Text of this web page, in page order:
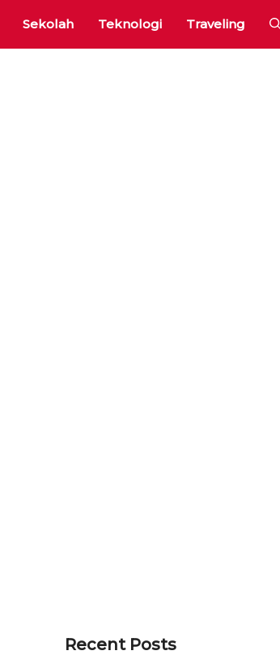
Sekolah Teknologi Traveling
Recent Posts